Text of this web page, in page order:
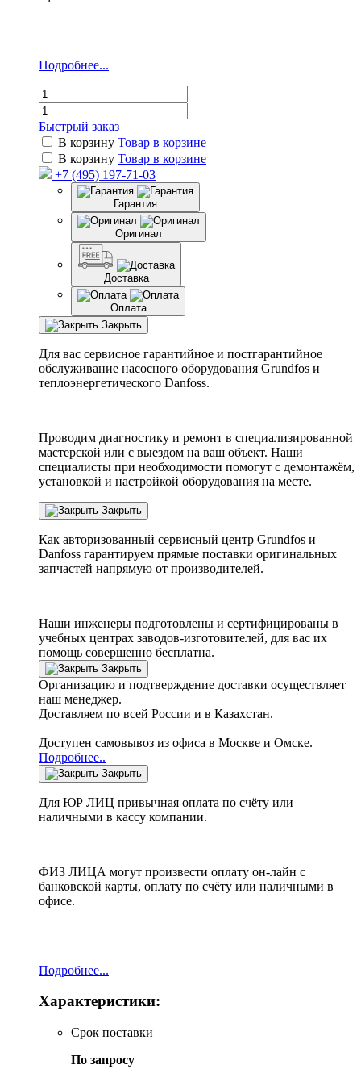
Подробнее...
Быстрый заказ
В корзину Товар в корзине
В корзину Товар в корзине
+7 (495) 197-71-03
Гарантия
Оригинал
Доставка
Оплата
Закрыть
Для вас сервисное гарантийное и постгарантийное
обслуживание насосного оборудования Grundfos и
теплоэнергетического Danfoss.
Проводим диагностику и ремонт в специализированной
мастерской или с выездом на ваш объект. Наши
специалисты при необходимости помогут с демонтажём,
установкой и настройкой оборудования на месте.
Закрыть
Как авторизованный сервисный центр Grundfos и
Danfoss гарантируем прямые поставки оригинальных
запчастей напрямую от производителей.
Наши инженеры подготовлены и сертифицированы в
учебных центрах заводов-изготовителей, для вас их
помощь совершенно бесплатна.
Закрыть
Организацию и подтверждение доставки осуществляет
наш менеджер.
Доставляем по всей России и в Казахстан.
Доступен самовывоз из офиса в Москве и Омске.
Подробнее..
Закрыть
Для ЮР ЛИЦ привычная оплата по счёту или
наличными в кассу компании.
ФИЗ ЛИЦА могут произвести оплату он-лайн с
банковской карты, оплату по счёту или наличными в
офисе.
Подробнее...
Характеристики:
Срок поставки
По запросу